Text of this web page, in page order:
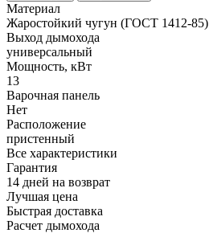
Материал
Жаростойкий чугун (ГОСТ 1412-85)
Выход дымохода
универсальный
Мощность, кВт
13
Варочная панель
Нет
Расположение
пристенный
Все характеристики
Гарантия
14 дней на возврат
Лучшая цена
Быстрая доставка
Расчет дымохода